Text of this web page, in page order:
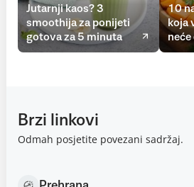
Jutarnji kaos? 3
smoothija za ponijeti
gotova za 5 minuta
10
koja
Brzi linkovi
Odmah posjetite povezani sadržaj.